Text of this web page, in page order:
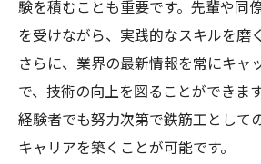
リーを追う
未経験から鉄筋工として
松戸駅周辺での成功事例
鉄筋工としての成長とキ
成功するための秘訣とアド
験を積むことも重要です。先輩や同
を受けながら、実践的なスキルを磨
さらに、業界の最新情報を常にキャ
で、技術の向上を図ることができま
経験者でも努力次第で鉄筋工として
キャリアを築くことが可能です。